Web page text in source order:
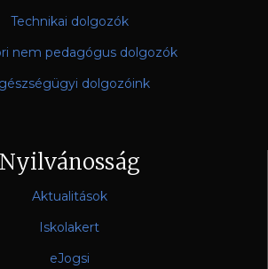
Technikai dolgozók
nem pedagógus dolgozók
dolgozóink
Nyilvánosság
Aktualitások
Iskolakert
eJogsi